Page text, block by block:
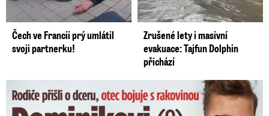
Fidel Castro s guerillou v pohoří Sierra Madre v roce 1958. Žena za
ním je Celia Sánchez Manduley, považovaná za jeho přítelkyni a
milenku.
Autor: Profimedia.cz
Čech ve Francii prý umlátil
svoji partnerku!
Zrušené lety i masivní
evakuace: Tajfun Dolphin
přichází
Dominikovi (8) zbývají týdny života: Vzkaz od exprezidenta